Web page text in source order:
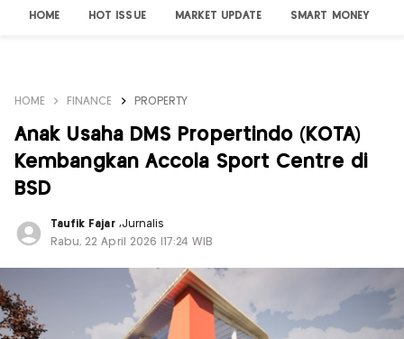
HOME HOT ISSUE MARKET UPDATE SMART MONEY
HOME FINANCE PROPERTY
Anak Usaha DMS Propertindo (KOTA)
Kembangkan Accola Sport Centre di
BSD
Taufik Fajar ,Jurnalis
Rabu, 22 April 2026 |17:24 WIB